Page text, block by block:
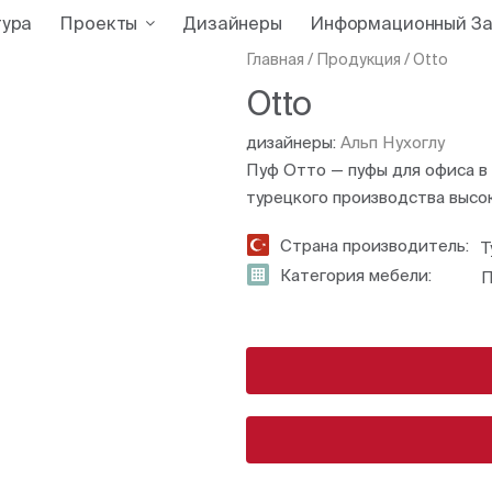
Проекты Дизайнеры Информационный
Главная / Продукция /Otto
Otto
дизайнеры: Альп Нухоглу
Пуф Отто — пуфы для офиса в
турецкого производства
Страна производитель:
Категория мебели: